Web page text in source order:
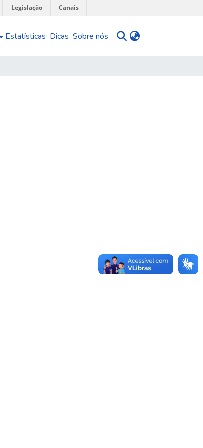
Legislação Canais
Estatísticas Dicas Sobre nós